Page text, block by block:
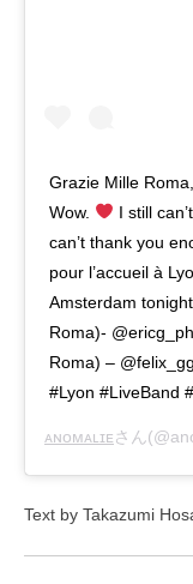
Grazie Mille
Wow.
I still
can’t thank you
pour l’accueil à
Amsterdam
Roma)-
Roma) –
#Lyon #LiveBand
ᴀɴᴏᴍᴀʟɪᴇさん
Text by Takazumi